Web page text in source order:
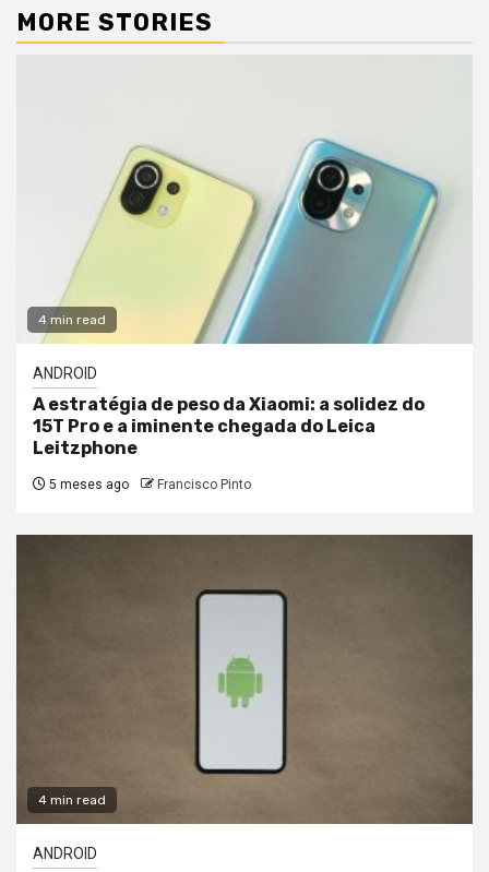
MORE STORIES
4 min read
ANDROID
A estratégia de peso da Xiaomi: a solidez do
15T Pro e a iminente chegada do Leica
Leitzphone
5 meses ago Francisco Pinto
4 min read
ANDROID